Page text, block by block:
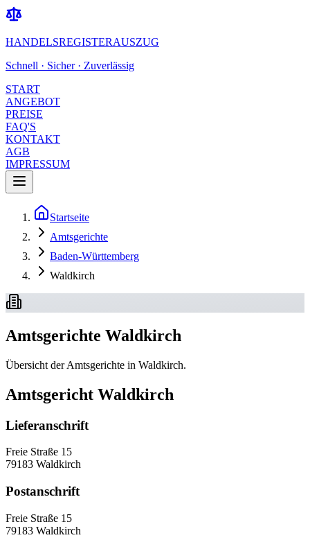
HANDELSREGISTERAUSZUG
Schnell · Sicher · Zuverlässig
START
ANGEBOT
PREISE
FAQ'S
KONTAKT
AGB
IMPRESSUM
Startseite
Amtsgerichte
Baden-Württemberg
Waldkirch
Amtsgerichte Waldkirch
Übersicht der Amtsgerichte in Waldkirch.
Amtsgericht Waldkirch
Lieferanschrift
Freie Straße 15
79183 Waldkirch
Postanschrift
Freie Straße 15
79183 Waldkirch